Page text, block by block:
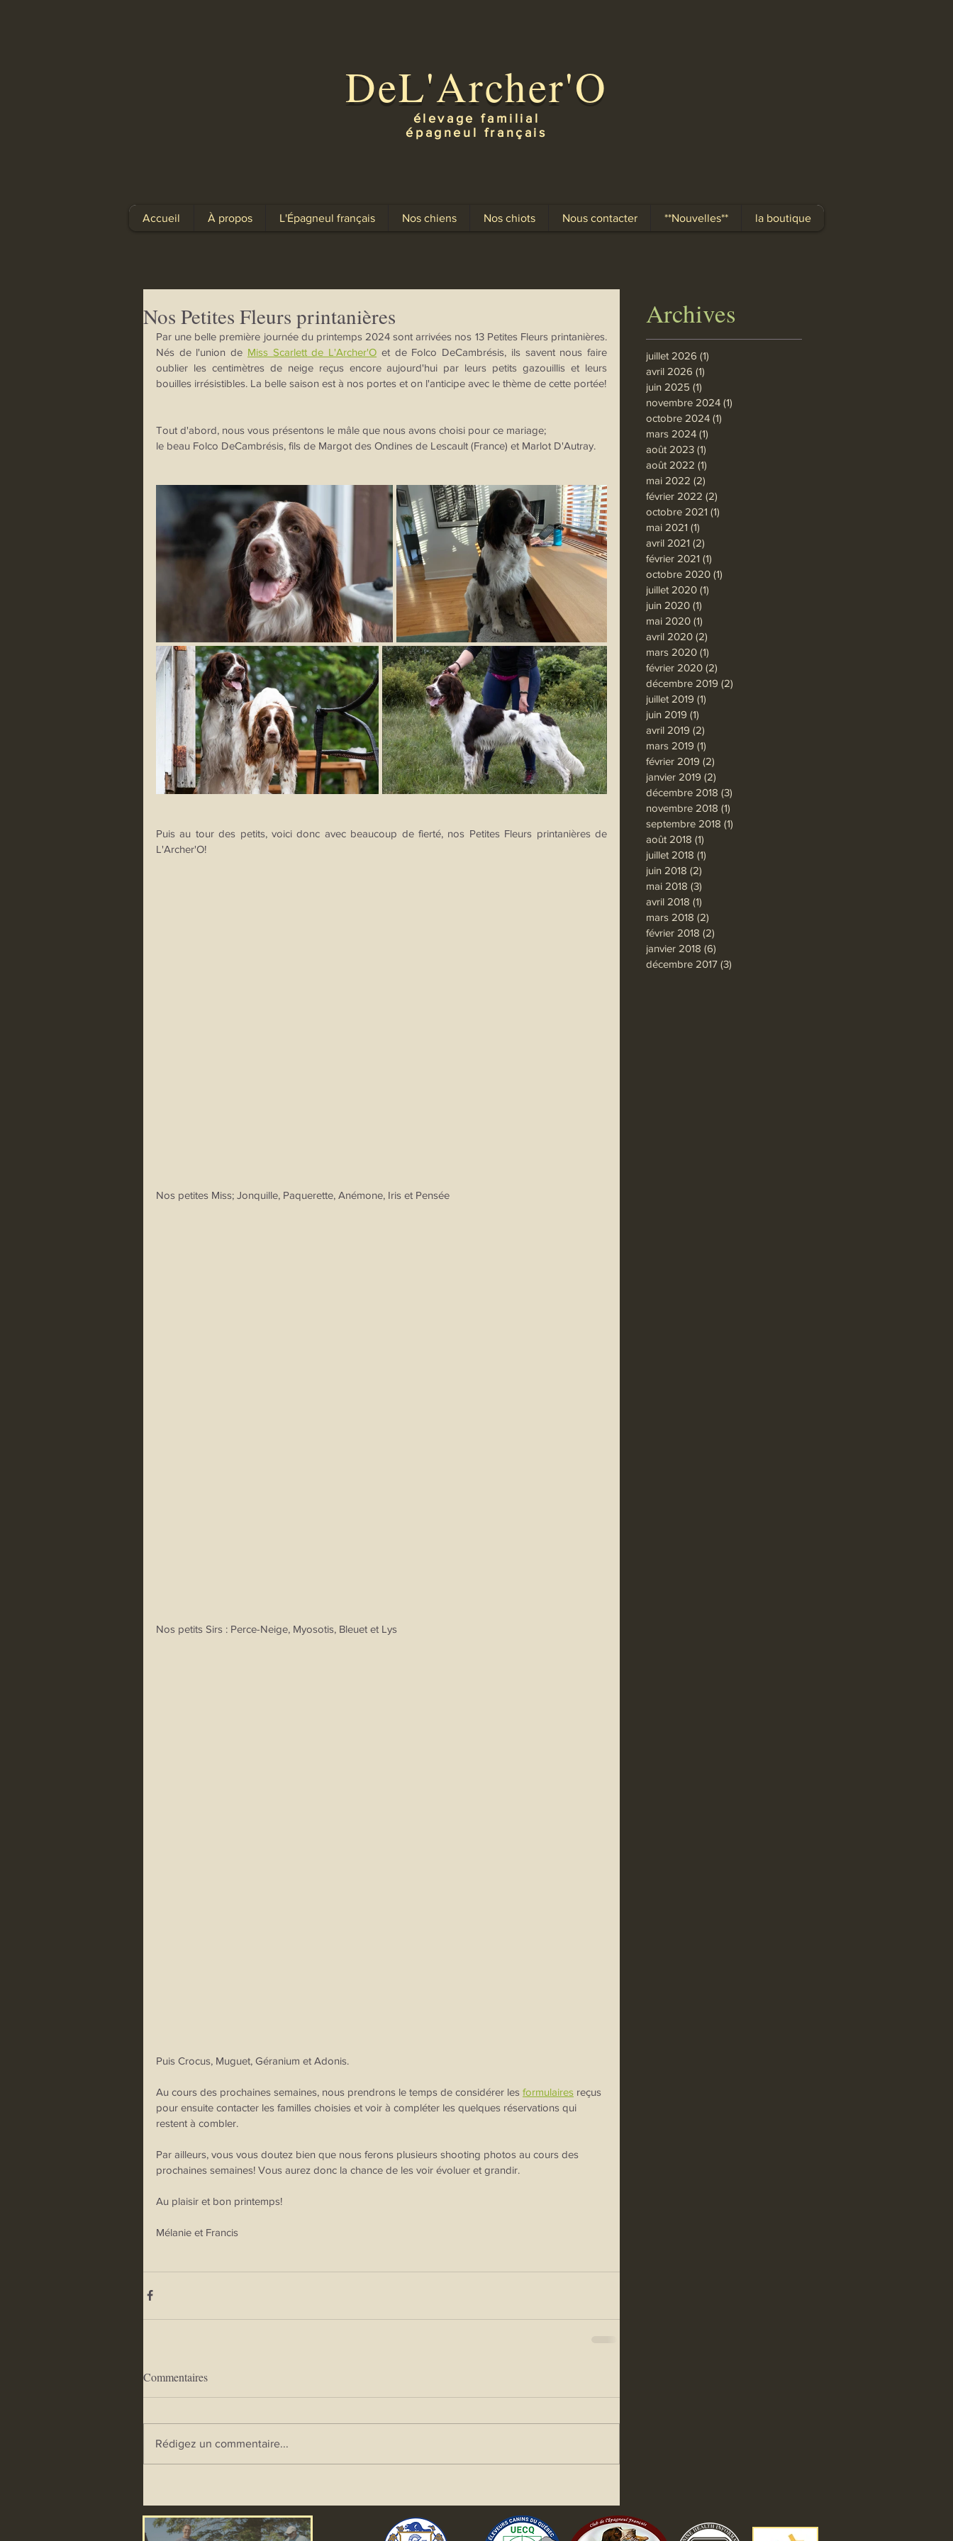
DeL'Archer'O
élevage familial
épagneul français
Accueil À propos L'Épagneul français Nos chiens Nos chiots Nous contacter **Nouvelles** la boutique
Nos Petites Fleurs printanières
Par une belle première journée du printemps 2024 sont arrivées nos 13 Petites Fleurs printanières.
Nés de l'union de Miss Scarlett de L'Archer'O et de Folco DeCambrésis, ils savent nous faire
oublier les centimètres de neige reçus encore aujourd'hui par leurs petits gazouillis et leurs
bouilles irrésistibles. La belle saison est à nos portes et on l'anticipe avec le thème de cette portée!
Tout d'abord, nous vous présentons le mâle que nous avons choisi pour ce mariage;
le beau Folco DeCambrésis, fils de Margot des Ondines de Lescault (France) et Marlot D'Autray.
Puis au tour des petits, voici donc avec beaucoup de fierté, nos Petites Fleurs printanières de
L'Archer'O!
Nos petites Miss; Jonquille, Paquerette, Anémone, Iris et Pensée
Nos petits Sirs : Perce-Neige, Myosotis, Bleuet et Lys
Puis Crocus, Muguet, Géranium et Adonis.
Au cours des prochaines semaines, nous prendrons le temps de considérer les formulaires reçus
pour ensuite contacter les familles choisies et voir à compléter les quelques réservations qui
restent à combler.
Par ailleurs, vous vous doutez bien que nous ferons plusieurs shooting photos au cours des
prochaines semaines! Vous aurez donc la chance de les voir évoluer et grandir.
Au plaisir et bon printemps!
Mélanie et Francis
Commentaires
Rédigez un commentaire...
Archives
juillet 2026 (1)
avril 2026 (1)
juin 2025 (1)
novembre 2024 (1)
octobre 2024 (1)
mars 2024 (1)
août 2023 (1)
août 2022 (1)
mai 2022 (2)
février 2022 (2)
octobre 2021 (1)
mai 2021 (1)
avril 2021 (2)
février 2021 (1)
octobre 2020 (1)
juillet 2020 (1)
juin 2020 (1)
mai 2020 (1)
avril 2020 (2)
mars 2020 (1)
février 2020 (2)
décembre 2019 (2)
juillet 2019 (1)
juin 2019 (1)
avril 2019 (2)
mars 2019 (1)
février 2019 (2)
janvier 2019 (2)
décembre 2018 (3)
novembre 2018 (1)
septembre 2018 (1)
août 2018 (1)
juillet 2018 (1)
juin 2018 (2)
mai 2018 (3)
avril 2018 (1)
mars 2018 (2)
février 2018 (2)
janvier 2018 (6)
décembre 2017 (3)